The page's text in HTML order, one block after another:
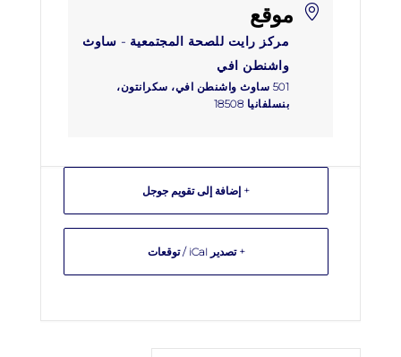
موقع
مركز رايت للصحة المجتمعية - ساوث
واشنطن افي
501 ساوث واشنطن افي، سكرانتون،
بنسلفانيا 18508
+ إضافة إلى تقويم جوجل
+ تصدير iCal / توقعات